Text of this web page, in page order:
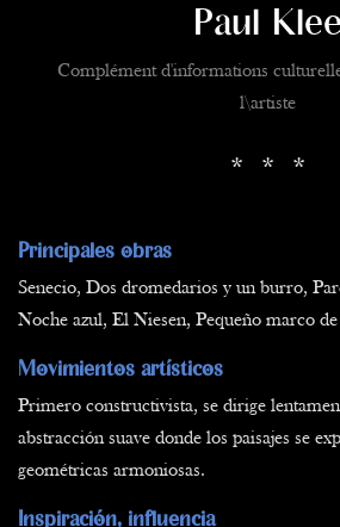
Paul Klee
Complément d'informations
l\artiste
* * *
Principales obras
Senecio, Dos dromedarios y un burro,
Noche azul, El Niesen, Pequeño marco
Movimientos artísticos
Primero constructivista, se dirige
abstracción suave donde los paisajes se
geométricas armoniosas.
Inspiración, influencia